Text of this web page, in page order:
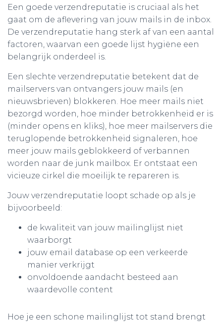
Een goede verzendreputatie is cruciaal als het
gaat om de aflevering van jouw mails in de inbox.
De verzendreputatie hang sterk af van een aantal
factoren, waarvan een goede lijst hygiëne een
belangrijk onderdeel is.
Een slechte verzendreputatie betekent dat de
mailservers van ontvangers jouw mails (en
nieuwsbrieven) blokkeren. Hoe meer mails niet
bezorgd worden, hoe minder betrokkenheid er is
(minder opens en kliks), hoe meer mailservers die
teruglopende betrokkenheid signaleren, hoe
meer jouw mails geblokkeerd of verbannen
worden naar de junk mailbox. Er ontstaat een
vicieuze cirkel die moeilijk te repareren is.
Jouw verzendreputatie loopt schade op als je
bijvoorbeeld:
de kwaliteit van jouw mailinglijst niet
waarborgt
jouw email database op een verkeerde
manier verkrijgt
onvoldoende aandacht besteed aan
waardevolle content
Hoe je een schone mailinglijst tot stand brengt